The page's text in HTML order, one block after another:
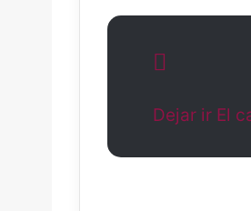
Dejar ir El